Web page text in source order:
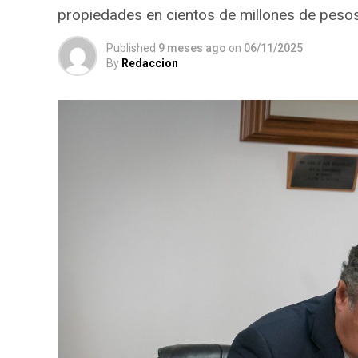
propiedades en cientos de millones de
Published 9 meses ago on 06/11/2025
By Redaccion